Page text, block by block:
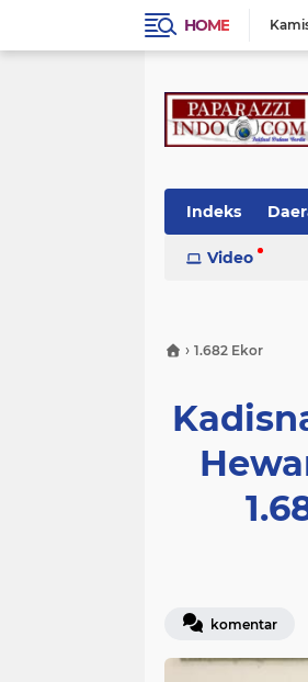
HOME
Indeks
Video
› 1.682 Ekor
komentar